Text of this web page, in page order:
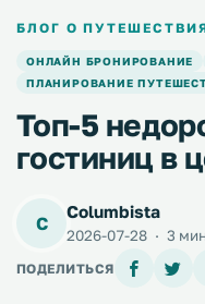
БЛОГ О
ОНЛАЙН БРОНИРОВАНИЕ
ПЛАНИРОВАНИЕ
Топ-5
гостиниц в
C
Columbista
2026-07-28 · 3
ПОДЕЛИТЬСЯ